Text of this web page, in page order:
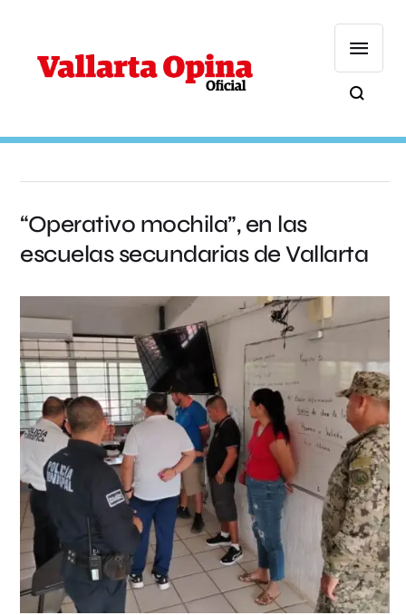
“Operativo mochila”, en las
escuelas secundarias de Vallarta